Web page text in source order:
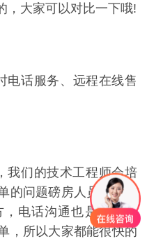
，大家可以对比一下哦!
电话服务、远程在线售
我们的技术工程师会培
的问题磅房人员就能解
电话沟通也是很方便
，所以大家都能很快的